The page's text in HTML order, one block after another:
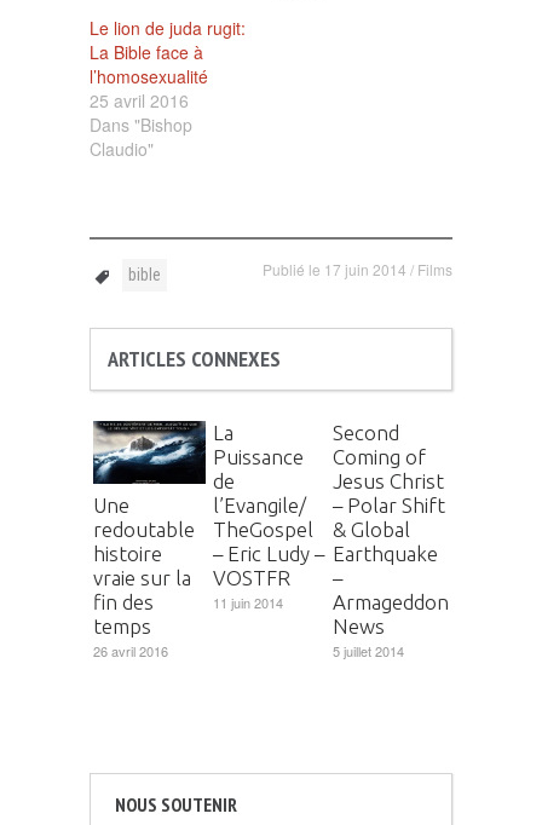
Le lion de juda rugit:
La Bible face à
l’homosexualité
25 avril 2016
Dans "Bishop
Claudio"
Publié le 17 juin 2014 / Films
bible
ARTICLES CONNEXES
Une
redoutable
histoire
vraie sur la
fin des
temps
26 avril 2016
La
Puissance
de
l’Evangile/
TheGospel
– Eric Ludy –
VOSTFR
11 juin 2014
Second
Coming of
Jesus Christ
– Polar Shift
& Global
Earthquake
–
Armageddon
News
5 juillet 2014
NOUS SOUTENIR